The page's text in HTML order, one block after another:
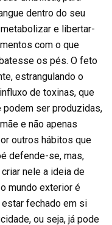
dentro do seu
e libertar-
com o que
os pés. O feto
estrangulando o
de toxinas, que
podem ser produzidas,
e não apenas
outros hábitos que
defende-se, mas,
nele a ideia de
mundo exterior é
fechado em si
ou seja, já pode